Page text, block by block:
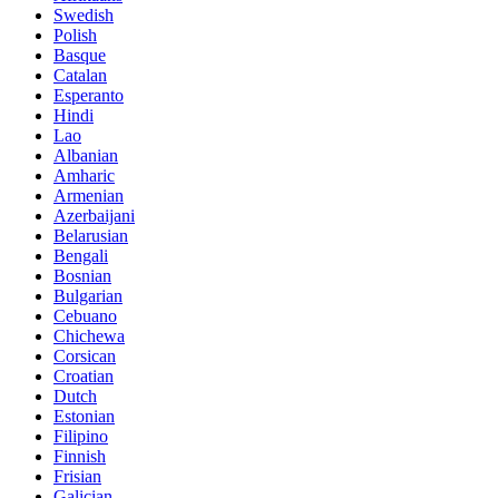
Swedish
Polish
Basque
Catalan
Esperanto
Hindi
Lao
Albanian
Amharic
Armenian
Azerbaijani
Belarusian
Bengali
Bosnian
Bulgarian
Cebuano
Chichewa
Corsican
Croatian
Dutch
Estonian
Filipino
Finnish
Frisian